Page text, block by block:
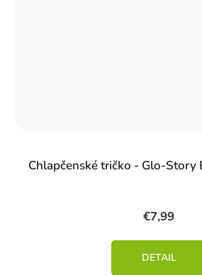
Chlapčenské tričko - Glo-Story
€7,99
DETAIL